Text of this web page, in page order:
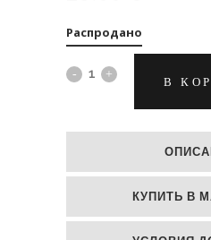
Распродано
Коробка
разноцветных
quantity
В
КУПИТЬ В